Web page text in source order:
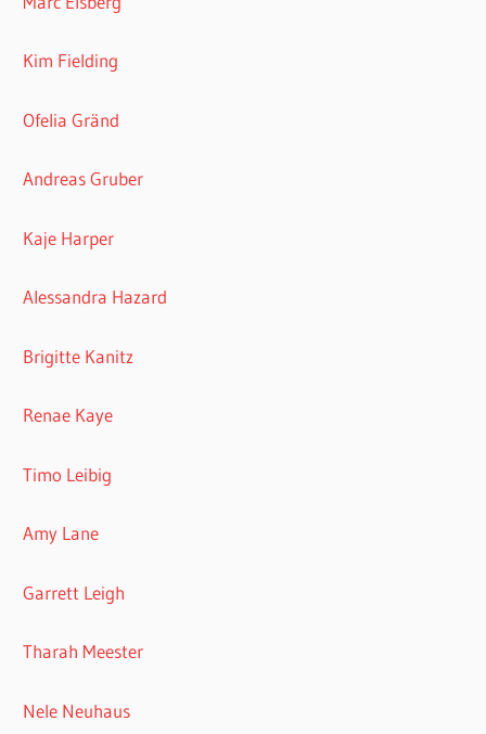
Kim Fielding
Ofelia Gränd
Andreas Gruber
Kaje Harper
Alessandra Hazard
Brigitte Kanitz
Renae Kaye
Timo Leibig
Amy Lane
Garrett Leigh
Tharah Meester
Nele Neuhaus